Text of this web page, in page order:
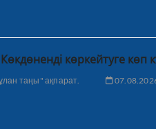
Көкдөненді көркейтуге көп
таңы" ақпарат.